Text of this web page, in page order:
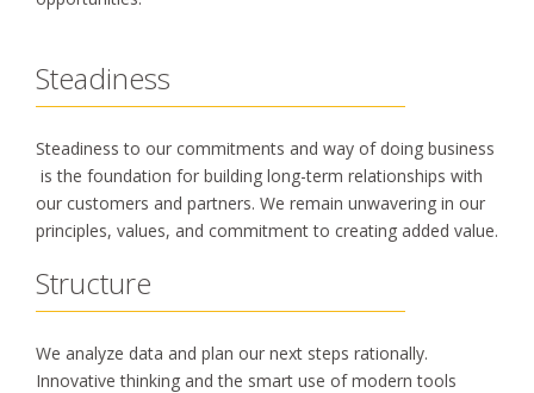
Steadiness
Steadiness to our commitments and way of doing business
is the foundation for building long-term relationships with
our customers and partners. We remain unwavering in our
principles, values, and commitment to creating added value.
Structure
We analyze data and plan our next steps rationally.
Innovative thinking and the smart use of modern tools